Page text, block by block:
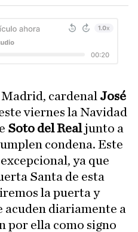
cardenal José
viernes la Navidad
Soto del Realjunto a
condena. Este
ya que
Santa de esta
la puerta y
acuden diariamente a
por ella como signo